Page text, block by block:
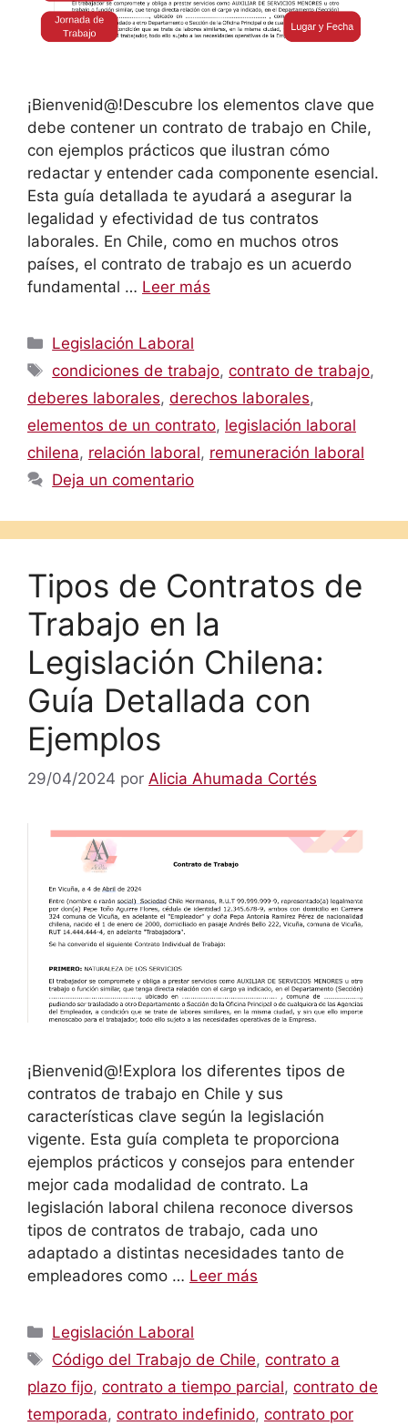
¡Bienvenid@!Descubre los elementos clave que
debe contener un contrato de trabajo en Chile,
con ejemplos prácticos que ilustran cómo
redactar y entender cada componente esencial.
Esta guía detallada te ayudará a asegurar la
legalidad y efectividad de tus contratos
laborales. En Chile, como en muchos otros
países, el contrato de trabajo es un acuerdo
fundamental … Leer más
Categorías
Legislación Laboral
Etiquetas
condiciones de trabajo,contrato de trabajo,
deberes laborales, derechos laborales,
elementos de un contrato, legislación laboral
chilena, relación laboral, remuneración laboral
Deja un comentario
Tipos de Contratos de
Trabajo en la
Legislación Chilena:
Guía Detallada con
Ejemplos
29/04/2024 por Alicia Ahumada Cortés
¡Bienvenid@!Explora los diferentes tipos de
contratos de trabajo en Chile y sus
características clave según la legislación
vigente. Esta guía completa te proporciona
ejemplos prácticos y consejos para entender
mejor cada modalidad de contrato. La
legislación laboral chilena reconoce diversos
tipos de contratos de trabajo, cada uno
adaptado a distintas necesidades tanto de
empleadores como … Leer más
Categorías
Legislación Laboral
Etiquetas
Código del Trabajo de Chile,contrato a
plazo fijo, contrato a tiempo parcial, contrato de
temporada, contrato indefinido, contrato por